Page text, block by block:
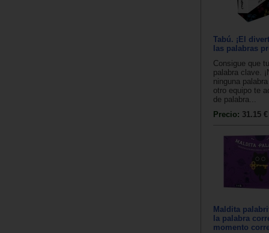
Tabú. ¡El
las palabras
Consigue que
palabra clave.
ninguna
otro equipo te
de palabra...
Precio: 31.15 €
Maldita
la palabra
momento